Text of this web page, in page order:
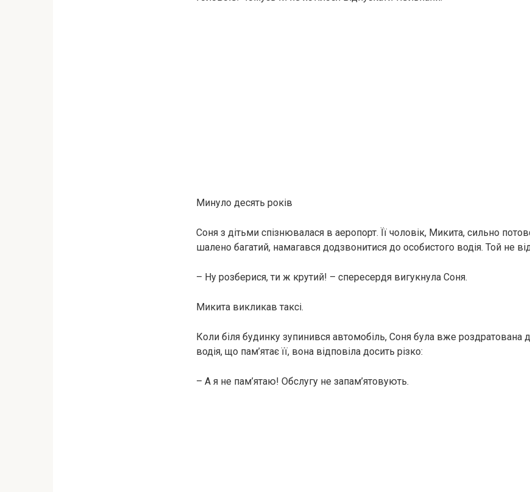
Минуло десять років
Соня з дітьми спізнювалася в аеропорт. Її чоловік, Микита, сильно
шалено багатий, намагався додзвонитися до особистого водія. Той не
– Ну розберися, ти ж крутий! – спересердя вигукнула Соня.
Микита викликав таксі.
Коли біля будинку зупинився автомобіль, Соня була вже роздратована
водія, що пам’ятає її, вона відповіла досить різко:
– А я не пам’ятаю! Обслугу не запам’ятовують.